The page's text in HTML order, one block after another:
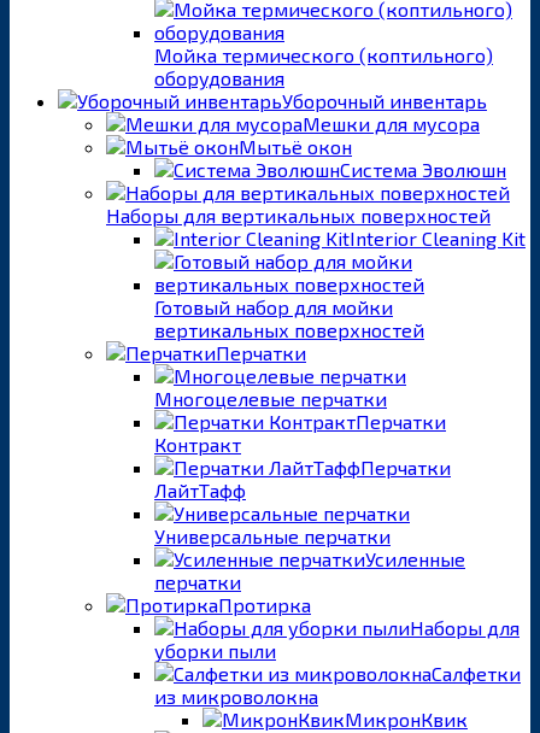
Мойка термического (коптильного)
оборудования
Уборочный инвентарь
Мешки для мусора
Мытьё окон
Система Эволюшн
Наборы для вертикальных поверхностей
Interior Cleaning Kit
Готовый набор для мойки
вертикальных поверхностей
Перчатки
Многоцелевые перчатки
Перчатки
Контракт
Перчатки
ЛайтТафф
Универсальные перчатки
Усиленные
перчатки
Протирка
Наборы для
уборки пыли
Салфетки
из микроволокна
МикронКвик